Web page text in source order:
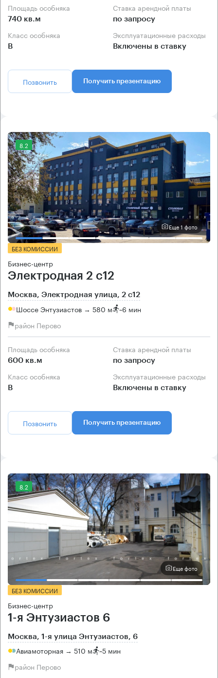
Площадь особняка
740 кв.м
Ставка арендной платы
по запросу
Класс особняка
B
Эксплуатационные расходы
Включены в ставку
Позвонить Получить презентацию
8.2
Еще 1 фото
БЕЗ КОМИССИИ
Бизнес-центр
Электродная 2 с12
Москва, Электродная улица, 2 с12
Шоссе Энтузиастов → 580 м ~6 мин
район Перово
Площадь особняка
600 кв.м
Ставка арендной платы
по запросу
Класс особняка
B
Эксплуатационные расходы
Включены в ставку
Позвонить Получить презентацию
8.2
Еще фото
БЕЗ КОМИССИИ
Бизнес-центр
1-я Энтузиастов 6
Москва, 1-я улица Энтузиастов, 6
Авиамоторная → 510 м ~5 мин
район Перово